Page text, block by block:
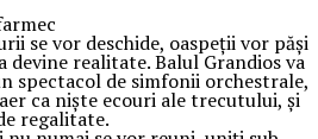
se vor deschide, oaspeții vor păși
realitate. Balul Grandios va
spectacol de simfonii orchestrale,
ca niște ecouri ale trecutului, și
regalitate.